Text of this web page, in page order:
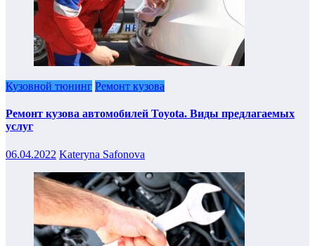
Кузовной тюнинг Ремонт кузова
Ремонт кузова автомобилей Toyota. Виды предлагаемых
услуг
06.04.2022 Kateryna Safonova